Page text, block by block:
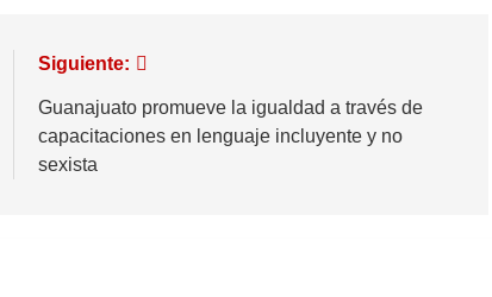
Siguiente:
Guanajuato promueve la igualdad a través de
capacitaciones en lenguaje incluyente y no
sexista